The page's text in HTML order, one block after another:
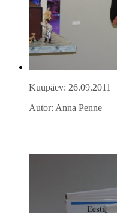
Kuupäev: 26.09.2011
Autor: Anna Penne